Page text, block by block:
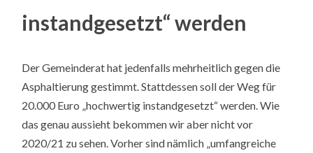
instandgesetzt“ werden
Der Gemeinderat hat jedenfalls mehrheitlich gegen die
Asphaltierung gestimmt. Stattdessen soll der Weg für
20.000 Euro „hochwertig instandgesetzt“ werden. Wie
das genau aussieht bekommen wir aber nicht vor
2020/21 zu sehen. Vorher sind nämlich „umfangreiche